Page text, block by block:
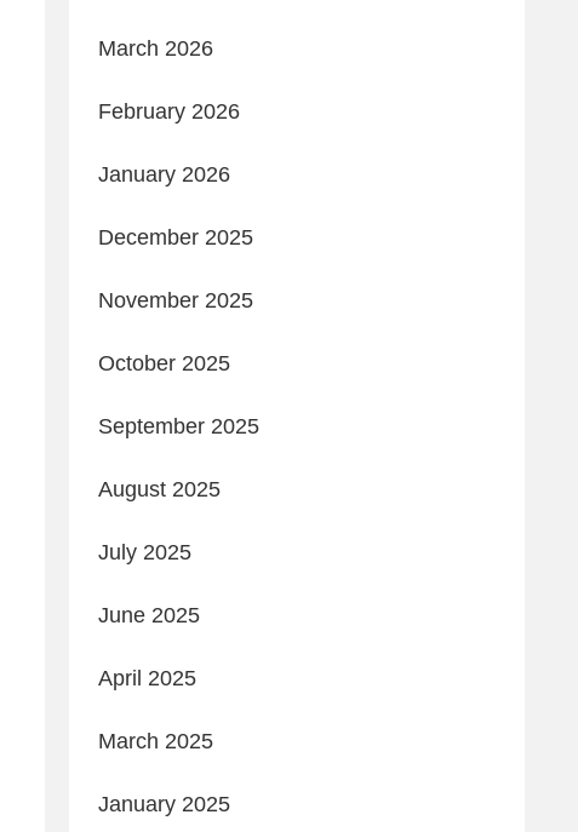
March 2026
February 2026
January 2026
December 2025
November 2025
October 2025
September 2025
August 2025
July 2025
June 2025
April 2025
March 2025
January 2025